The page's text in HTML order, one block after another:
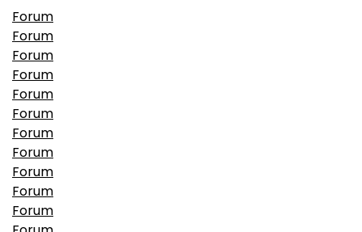
Forum
Forum
Forum
Forum
Forum
Forum
Forum
Forum
Forum
Forum
Forum